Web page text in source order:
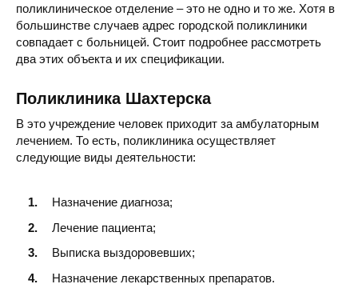
поликлиническое отделение – это не одно и то же. Хотя в
большинстве случаев адрес городской поликлиники
совпадает с больницей. Стоит подробнее рассмотреть
два этих объекта и их спецификации.
Поликлиника Шахтерска
В это учреждение человек приходит за амбулаторным
лечением. То есть, поликлиника осуществляет
следующие виды деятельности:
Назначение диагноза;
Лечение пациента;
Выписка выздоровевших;
Назначение лекарственных препаратов.